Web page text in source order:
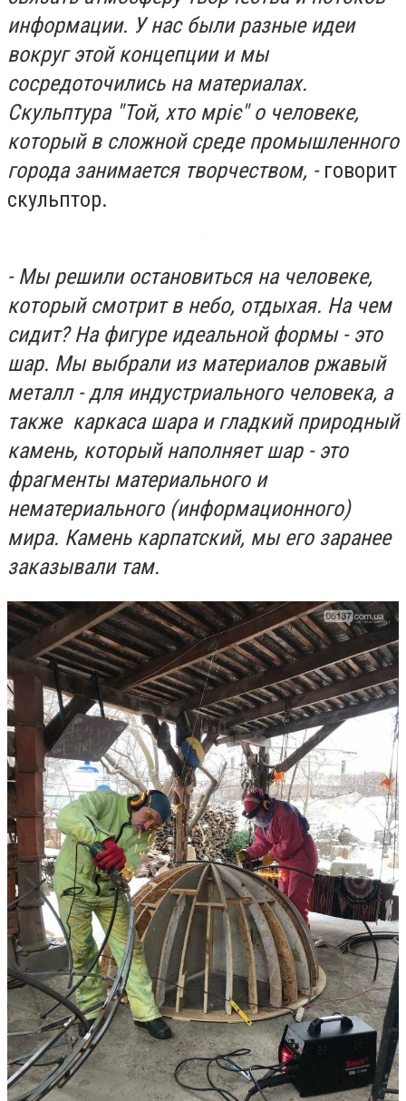
информации. У нас были разные идеи
вокруг этой концепции и мы
сосредоточились на материалах.
Скульптура "Той, хто мріє" о человеке,
который в сложной среде промышленного
города занимается творчеством, -говорит
скульптор.
- Мы решили остановиться на человеке,
который смотрит в небо, отдыхая. На чем
сидит? На фигуре идеальной формы - это
шар. Мы выбрали из материалов ржавый
металл - для индустриального человека, а
также каркаса шара и гладкий природный
камень, который наполняет шар - это
фрагменты материального и
нематериального (информационного)
мира. Камень карпатский, мы его заранее
заказывали там.